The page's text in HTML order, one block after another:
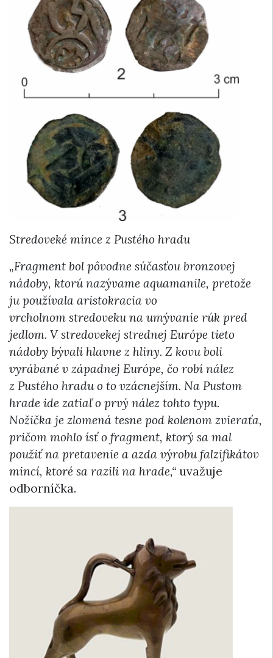
Stredoveké mince z Pustého hradu
„Fragment bol pôvodne súčasťou bronzovej
nádoby, ktorú nazývame aquamanile, pretože
ju používala aristokracia vo
vrcholnom stredoveku na umývanie rúk pred
jedlom. V stredovekej strednej Európe tieto
nádoby bývali hlavne z hliny. Z kovu boli
vyrábané v západnej Európe, čo robí nález
z Pustého hradu o to vzácnejším. Na Pustom
hrade ide zatiaľ o prvý nález tohto typu.
Nožička je zlomená tesne pod kolenom zvieraťa,
pričom mohlo ísť o fragment, ktorý sa mal
použiť na pretavenie a azda výrobu falzifikátov
mincí, ktoré sa razili na hrade,“ uvažuje
odborníčka.